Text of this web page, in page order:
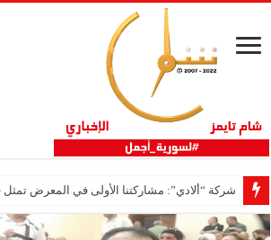
شركة “ألادي”: مشاركتنا الأولى في المعرض تمثل